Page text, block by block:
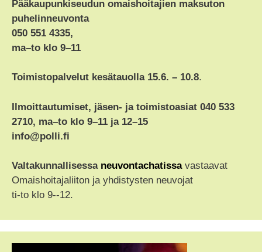
Pääkaupunkiseudun omaishoitajien maksuton
puhelinneuvonta
050 551 4335,
ma–to klo 9–11
Toimistopalvelut kesätauolla 15.6. – 10.8.
Ilmoittautumiset, jäsen- ja toimistoasiat 040 533
2710, ma–to klo 9–11 ja 12–15
info@polli.fi
Valtakunnallisessa neuvontachatissavastaavat
Omaishoitajaliiton ja yhdistysten neuvojat
ti-to klo 9--12.